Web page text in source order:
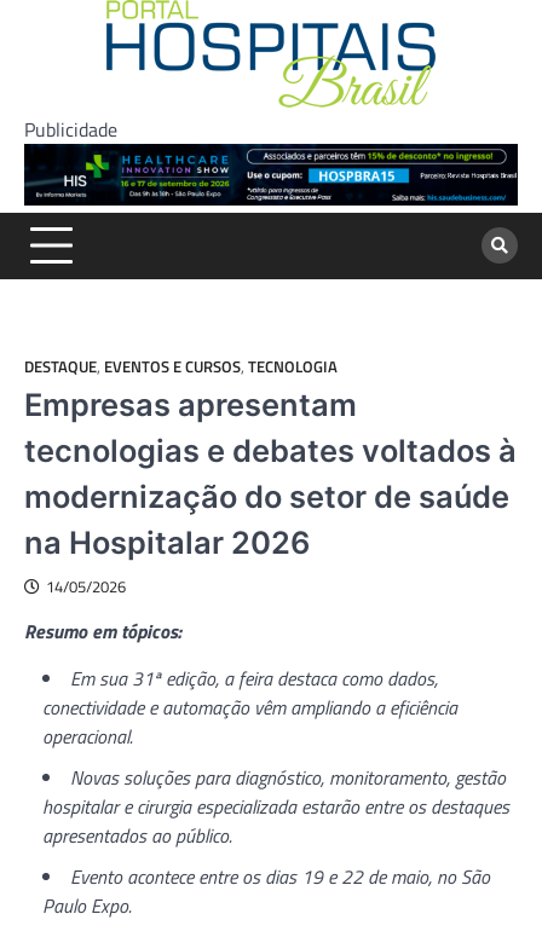
Publicidade
DESTAQUE, EVENTOS E CURSOS, TECNOLOGIA
Empresas apresentam
tecnologias e debates voltados à
modernização do setor de saúde
na Hospitalar 2026
14/05/2026
Resumo em tópicos:
Em sua 31ª edição, a feira destaca como dados,
conectividade e automação vêm ampliando a eficiência
operacional.
Novas soluções para diagnóstico, monitoramento, gestão
hospitalar e cirurgia especializada estarão entre os destaques
apresentados ao público.
Evento acontece entre os dias 19 e 22 de maio, no São
Paulo Expo.